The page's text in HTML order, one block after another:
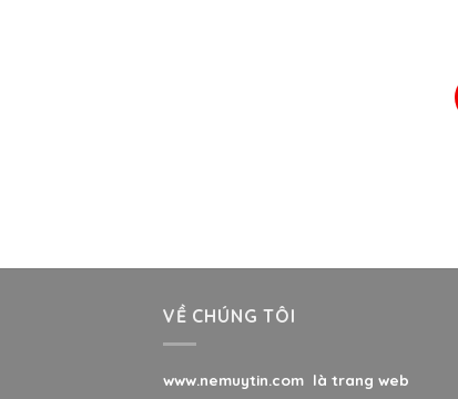
VỀ CHÚNG TÔI
www.nemuytin.com là trang web